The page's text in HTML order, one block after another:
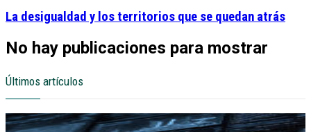
La desigualdad y los territorios que se quedan atrás
No hay publicaciones para mostrar
Últimos artículos